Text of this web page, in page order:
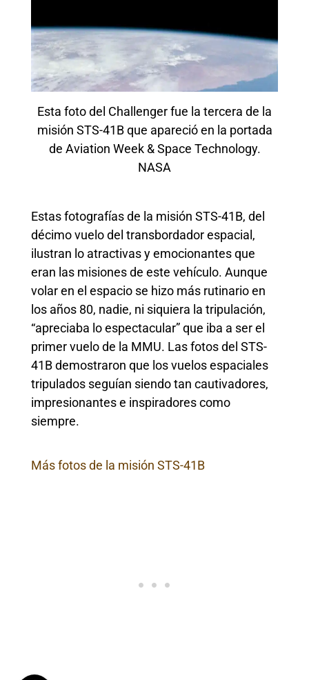
Esta foto del Challenger fue la tercera de la
misión STS-41B que apareció en la portada
de Aviation Week & Space Technology.
NASA
Estas fotografías de la misión STS-41B, del
décimo vuelo del transbordador espacial,
ilustran lo atractivas y emocionantes que
eran las misiones de este vehículo. Aunque
volar en el espacio se hizo más rutinario en
los años 80, nadie, ni siquiera la tripulación,
“apreciaba lo espectacular” que iba a ser el
primer vuelo de la MMU. Las fotos del STS-
41B demostraron que los vuelos espaciales
tripulados seguían siendo tan cautivadores,
impresionantes e inspiradores como
siempre.
Más fotos de la misión STS-41B